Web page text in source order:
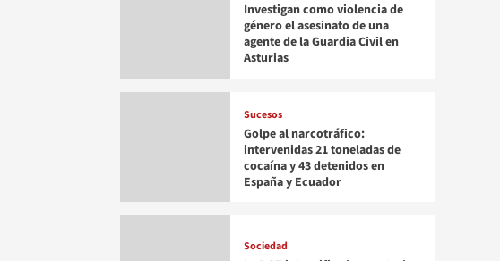
Investigan como violencia de
género el asesinato de una
agente de la Guardia Civil en
Asturias
Sucesos
Golpe al narcotráfico:
intervenidas 21 toneladas de
cocaína y 43 detenidos en
España y Ecuador
Sociedad